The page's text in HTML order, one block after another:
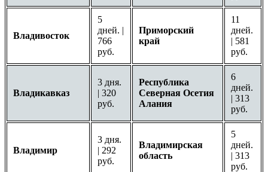
Владивосток
5
дней. |
766
руб.
Приморский
край
11
дней.
| 581
руб.
Владикавказ
3 дня.
| 320
руб.
Республика
Северная Осетия
Алания
6
дней.
| 313
руб.
Владимир
3 дня.
| 292
руб.
Владимирская
область
5
дней.
| 313
руб.